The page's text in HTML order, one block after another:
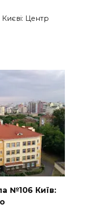
Києві: Центр
№106 Київ: